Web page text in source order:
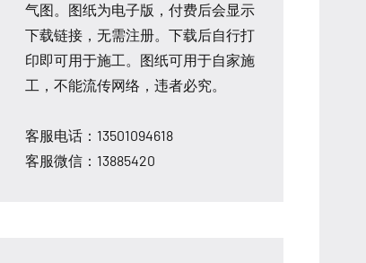
气图。图纸为电子版，付费后会显示
下载链接，无需注册。下载后自行打
印即可用于施工。图纸可用于自家施
工，不能流传网络，违者必究。
客服电话：13501094618
客服微信：13885420